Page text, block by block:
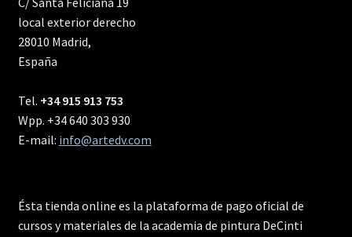
local exterior derecho
28010 Madrid,
España
Tel. +34 915 913 753
Wpp. +34 640 303 930
E-mail: info@artedv.com
Ésta tienda online es la plataforma de pago oficial de
cursos y materiales de la academia de pintura DeCinti